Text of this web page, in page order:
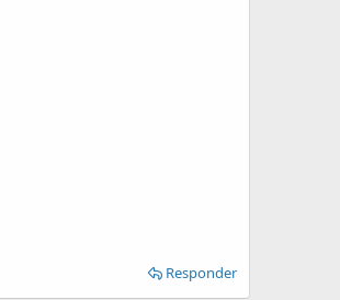
Responder